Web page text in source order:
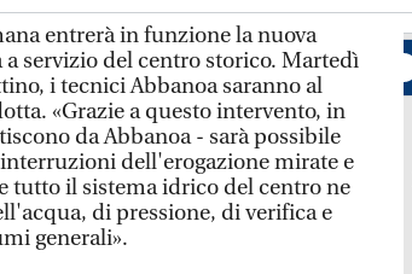
entrerà in funzione la nuova
servizio del centro storico. Martedì
i tecnici Abbanoa saranno al
«Grazie a questo intervento, in
da Abbanoa - sarà possibile
dell'erogazione mirate e
tutto il sistema idrico del centro ne
di pressione, di verifica e
generali».